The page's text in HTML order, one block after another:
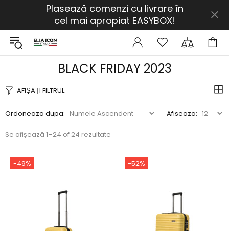
Plasează comenzi cu livrare în
cel mai apropiat EASYBOX!
BLACK FRIDAY 2023
AFIȘAȚI FILTRUL
Ordoneaza dupa: Afiseaza:
Se afișează 1–24 of 24 rezultate
-49% -52%